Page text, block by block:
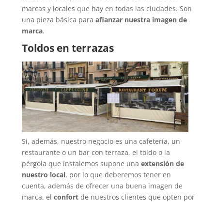
marcas y locales que hay en todas las ciudades. Son
una pieza básica para afianzar nuestra imagen de
marca.
Toldos en terrazas
Si, además, nuestro negocio es una cafetería, un
restaurante o un bar con terraza, el toldo o la
pérgola que instalemos supone una extensión de
nuestro local, por lo que deberemos tener en
cuenta, además de ofrecer una buena imagen de
marca, el confort de nuestros clientes que opten por